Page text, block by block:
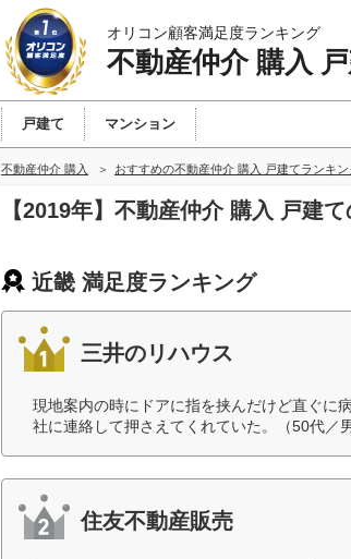
オリコン顧客満足度ランキング
不動産仲介 購入
戸建て マンション
不動産仲介 購入 おすすめの不動産仲介 購入 戸建てランキン
【2019年】不動産仲介 購入 戸建
近畿 満足度ランキング
三井のリハウス
現地案内の時にドアに指を挟んだけど直ぐに
社に連絡して押さえてくれていた。（50代／男
住友不動産販売